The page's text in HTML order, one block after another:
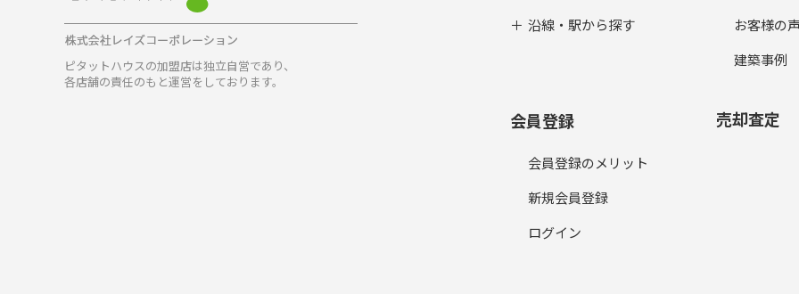
ピタットハウスの加盟店は独立自営であり、
各店舗の責任のもと運営をしております。
沿線・駅から探す
会員登録
会員登録のメリット
新規会員登録
ログイン
お客様の
建築事例
売却査定